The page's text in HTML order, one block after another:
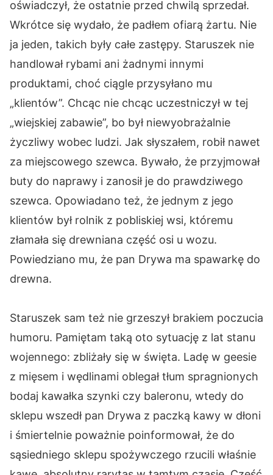
oświadczył, że ostatnie przed chwilą sprzedał.
Wkrótce się wydało, że padłem ofiarą żartu. Nie
ja jeden, takich były całe zastępy. Staruszek nie
handlował rybami ani żadnymi innymi
produktami, choć ciągle przysyłano mu
„klientów”. Chcąc nie chcąc uczestniczył w tej
„wiejskiej zabawie”, bo był niewyobrażalnie
życzliwy wobec ludzi. Jak słyszałem, robił nawet
za miejscowego szewca. Bywało, że przyjmował
buty do naprawy i zanosił je do prawdziwego
szewca. Opowiadano też, że jednym z jego
klientów był rolnik z pobliskiej wsi, któremu
złamała się drewniana część osi u wozu.
Powiedziano mu, że pan Drywa ma spawarkę do
drewna.
Staruszek sam też nie grzeszył brakiem poczucia
humoru. Pamiętam taką oto sytuację z lat stanu
wojennego: zbliżały się w święta. Ladę w geesie
z mięsem i wędlinami oblegał tłum spragnionych
bodaj kawałka szynki czy baleronu, wtedy do
sklepu wszedł pan Drywa z paczką kawy w dłoni
i śmiertelnie poważnie poinformował, że do
sąsiedniego sklepu spożywczego rzucili właśnie